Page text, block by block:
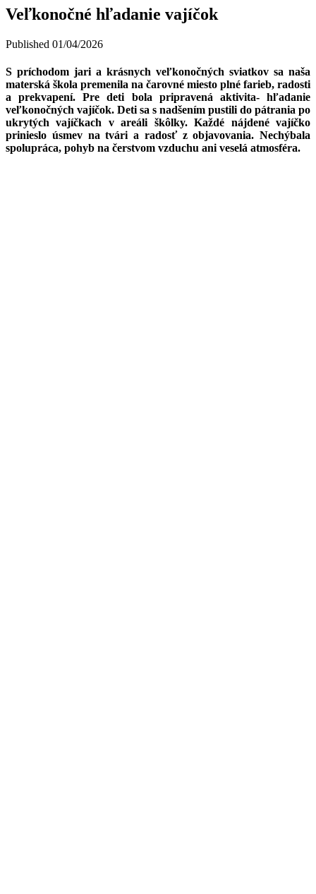
Veľkonočné hľadanie vajíčok
Published 01/04/2026
S príchodom jari a krásnych veľkonočných sviatkov sa naša
materská škola premenila na čarovné miesto plné farieb, radosti
a prekvapení. Pre deti bola pripravená aktivita- hľadanie
veľkonočných vajíčok. Deti sa s nadšením pustili do pátrania po
ukrytých vajíčkach v areáli škôlky. Každé nájdené vajíčko
prinieslo úsmev na tvári a radosť z objavovania. Nechýbala
spolupráca, pohyb na čerstvom vzduchu ani veselá atmosféra.